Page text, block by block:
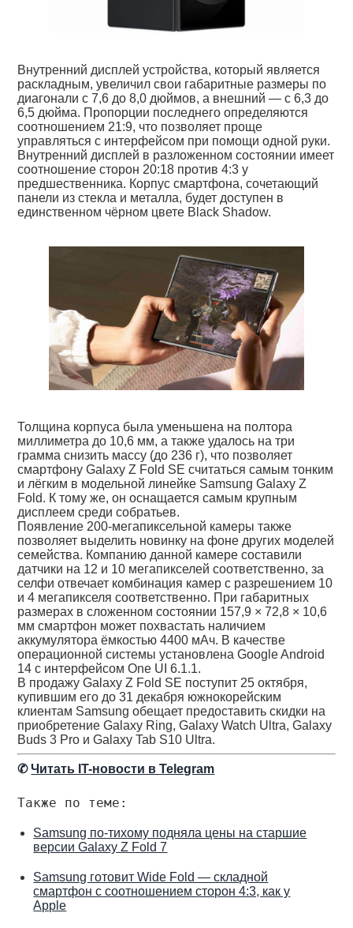
Внутренний дисплей устройства, который является
раскладным, увеличил свои габаритные размеры по
диагонали с 7,6 до 8,0 дюймов, а внешний — с 6,3 до
6,5 дюйма. Пропорции последнего определяются
соотношением 21:9, что позволяет проще
управляться с интерфейсом при помощи одной руки.
Внутренний дисплей в разложенном состоянии имеет
соотношение сторон 20:18 против 4:3 у
предшественника. Корпус смартфона, сочетающий
панели из стекла и металла, будет доступен в
единственном чёрном цвете Black Shadow.
Толщина корпуса была уменьшена на полтора
миллиметра до 10,6 мм, а также удалось на три
грамма снизить массу (до 236 г), что позволяет
смартфону Galaxy Z Fold SE считаться самым тонким
и лёгким в модельной линейке Samsung Galaxy Z
Fold. К тому же, он оснащается самым крупным
дисплеем среди собратьев.
Появление 200-мегапиксельной камеры также
позволяет выделить новинку на фоне других моделей
семейства. Компанию данной камере составили
датчики на 12 и 10 мегапикселей соответственно, за
селфи отвечает комбинация камер с разрешением 10
и 4 мегапикселя соответственно. При габаритных
размерах в сложенном состоянии 157,9‌ × 72,8 × 10,6
мм смартфон может похвастать наличием
аккумулятора ёмкостью 4400 мАч. В качестве
операционной системы установлена Google Android
14 с интерфейсом One UI 6.1.1.
В продажу Galaxy Z Fold SE поступит 25 октября,
купившим его до 31 декабря южнокорейским
клиентам Samsung обещает предоставить скидки на
приобретение Galaxy Ring, Galaxy Watch Ultra, Galaxy
Buds 3 Pro и Galaxy Tab S10 Ultra.
✆Читать IT-новости в Telegram
Также по теме:
Samsung по-тихому подняла цены на старшие
версии Galaxy Z Fold 7
Samsung готовит Wide Fold — складной
смартфон с соотношением сторон 4:3, как у
Apple